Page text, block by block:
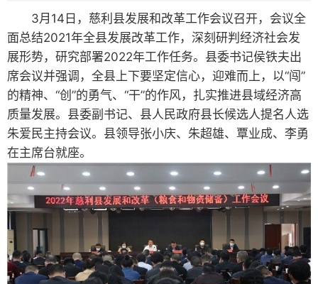
3月14日，慈利县发展和改革工作会议召开，会议全
面总结2021年全县发展改革工作，深刻研判经济社会发
展形势，研究部署2022年工作任务。县委书记侯铁夫出
席会议并强调，全县上下要坚定信心，迎难而上，以“闯”
的精神、“创”的勇气、“干”的作风，扎实推进县域经济高
质量发展。县委副书记、县人民政府县长候选人提名人选
朱爱民主持会议。县领导张小庆、朱超雄、覃业成、李勇
在主席台就座。